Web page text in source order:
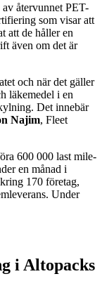
återvunnet PET-
som visar att
att de håller en
även om det är
och när det gäller
läkemedel i en
Det innebär
Najim, Fleet
600 000 last mile-
en månad i
170 företag,
Under
i Altopacks